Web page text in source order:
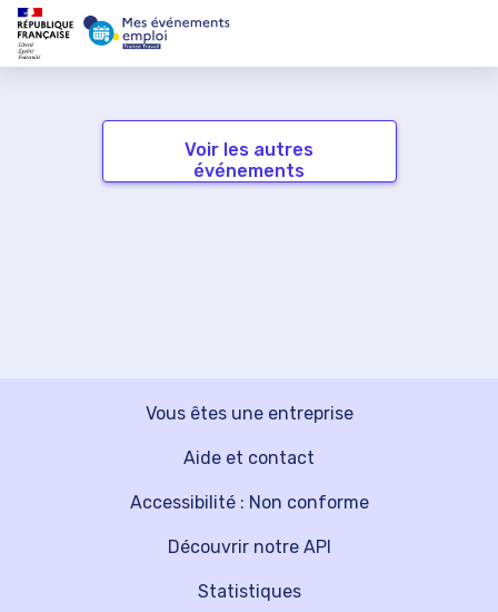
Voir les autres
événements
Vous êtes une entreprise
Découvrir notre API
Aide et contact
Statistiques
Accessibilité : Non conforme